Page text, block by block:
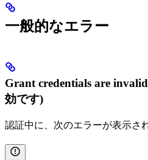
一般的なエラー
Grant credentials are
効です)
認証中に、次のエラーが表示さ